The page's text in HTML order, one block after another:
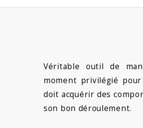
Véritable outil de
moment privilégié
doit acquérir des
son bon déroulement.